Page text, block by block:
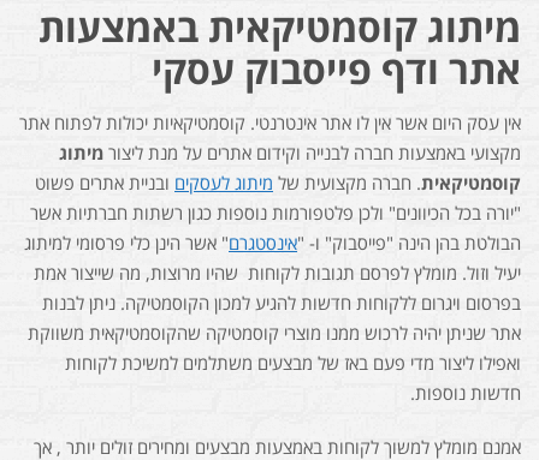
מיתוג קוסמטיקאית באמצעות
אתר ודף פייסבוק עסקי
אין עסק היום אשר אין לו אתר אינטרנטי. קוסמטיקאיות יכולות לפתוח אתר
מקצועי באמצעות חברה לבנייה וקידום אתרים על מנת ליצור מיתוג
קוסמטיקאית. חברה מקצועית של מיתוג לעסקים ובניית אתרים פשוט
"יורה בכל הכיוונים" ולכן פלטפורמות נוספות כגון רשתות חברתיות אשר
הבולטת בהן הינה "פייסבוק" ו- "אינסטגרם" אשר הינן כלי פרסומי למיתוג
יעיל וזול. מומלץ לפרסם תגובות לקוחות שהיו מרוצות, מה שייצור אמת
בפרסום ויגרום ללקוחות חדשות להגיע למכון הקוסמטיקה. ניתן לבנות
אתר שניתן יהיה לרכוש ממנו מוצרי קוסמטיקה שהקוסמטיקאית משווקת
ואפילו ליצור מדי פעם באז של מבצעים משתלמים למשיכת לקוחות
חדשות נוספות.
אמנם מומלץ למשוך לקוחות באמצעות מבצעים ומחירים זולים יותר , אך